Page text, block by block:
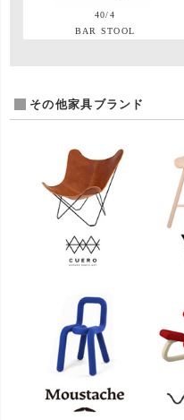
40/4
BAR STOOL
その他家具ブランド